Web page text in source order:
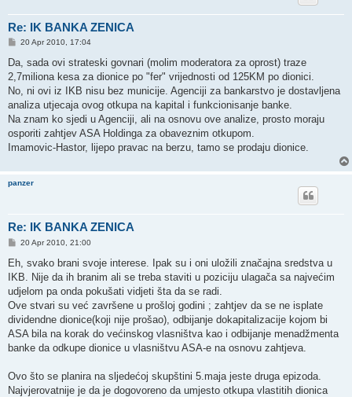
Re: IK BANKA ZENICA
P
s
20 Apr 2010, 17:04
Da, sada ovi strateski govnari (molim moderatora za oprost) traze
2,7miliona kesa za dionice po "fer" vrijednosti od 125KM po dionici.
No, ni ovi iz IKB nisu bez municije. Agenciji za bankarstvo je dostavljena
analiza utjecaja ovog otkupa na kapital i funkcionisanje banke.
Na znam ko sjedi u Agenciji, ali na osnovu ove analize, prosto moraju
osporiti zahtjev ASA Holdinga za obaveznim otkupom.
Imamovic-Hastor, lijepo pravac na berzu, tamo se prodaju dionice.
panzer
Re: IK BANKA ZENICA
P
s
20 Apr 2010, 21:00
Eh, svako brani svoje interese. Ipak su i oni uložili značajna sredstva u
IKB. Nije da ih branim ali se treba staviti u poziciju ulagača sa najvećim
udjelom pa onda pokušati vidjeti šta da se radi.
Ove stvari su već završene u prošloj godini ; zahtjev da se ne isplate
dividendne dionice(koji nije prošao), odbijanje dokapitalizacije kojom bi
ASA bila na korak do većinskog vlasništva kao i odbijanje menadžmenta
banke da odkupe dionice u vlasništvu ASA-e na osnovu zahtjeva.
Ovo što se planira na sljedećoj skupštini 5.maja jeste druga epizoda.
Najvjerovatnije je da je dogovoreno da umjesto otkupa vlastitih dionica